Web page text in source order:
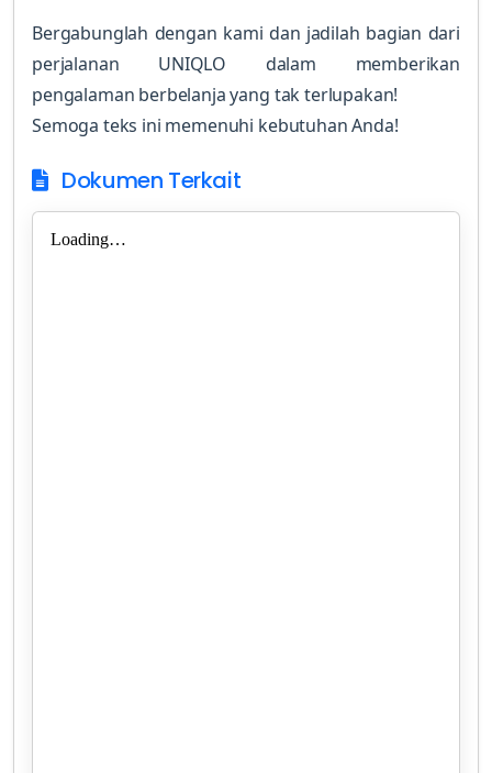
Bergabunglah dengan kami dan jadilah bagian dari
perjalanan UNIQLO dalam memberikan
pengalaman berbelanja yang tak terlupakan!
Semoga teks ini memenuhi kebutuhan Anda!
Dokumen Terkait